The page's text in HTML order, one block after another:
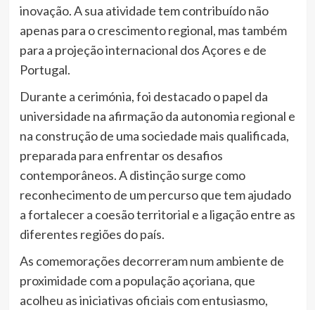
inovação. A sua atividade tem contribuído não
apenas para o crescimento regional, mas também
para a projeção internacional dos Açores e de
Portugal.
Durante a cerimónia, foi destacado o papel da
universidade na afirmação da autonomia regional e
na construção de uma sociedade mais qualificada,
preparada para enfrentar os desafios
contemporâneos. A distinção surge como
reconhecimento de um percurso que tem ajudado
a fortalecer a coesão territorial e a ligação entre as
diferentes regiões do país.
As comemorações decorreram num ambiente de
proximidade com a população açoriana, que
acolheu as iniciativas oficiais com entusiasmo,